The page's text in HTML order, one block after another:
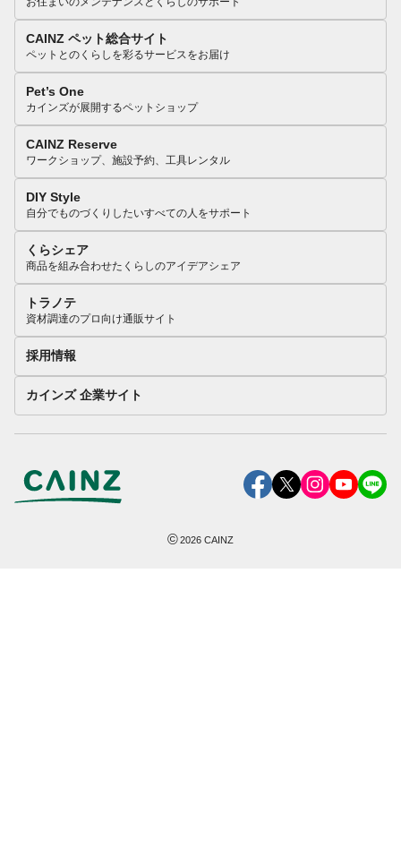
CAINZ ペット総合サイト
ペットとのくらしを彩るサービスをお届け
Pet’s One
カインズが展開するペットショップ
CAINZ Reserve
ワークショップ、施設予約、工具レンタル
DIY Style
自分でものづくりしたいすべての人をサポート
くらシェア
商品を組み合わせたくらしのアイデアシェア
トラノテ
資材調達のプロ向け通販サイト
採用情報
カインズ 企業サイト
©2026 CAINZ